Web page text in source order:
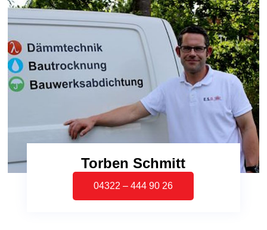
Torben Schmitt
04322 – 444 90 26